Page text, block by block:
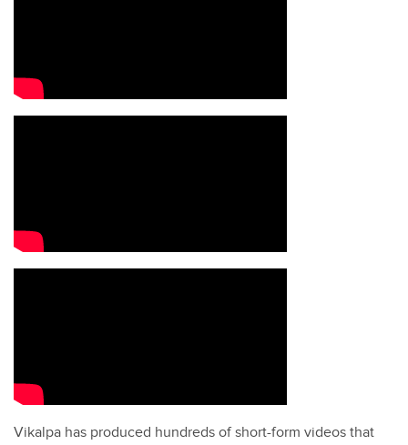
Vikalpa has produced hundreds of short-form videos that